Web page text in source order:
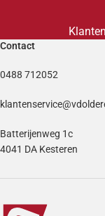
Contact
0488 712052
Batterijenweg 1c
4041 DA Kesteren